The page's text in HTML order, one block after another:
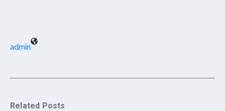
admin
Related Posts